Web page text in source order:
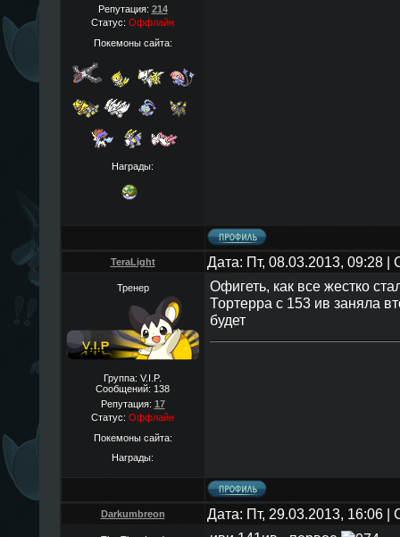
Репутация: 214
Статус: Оффлайн
Покемоны сайта:
Награды:
TeraLight Дата: Пт, 08.03.2013, 09:28
Тренер
Группа: V.I.P.
Сообщений: 138
Репутация: 17
Статус: Оффлайн
Покемоны сайта:
Награды:
Офигеть, как все жестко
Тортерра с 153 ив заняла
будет
Darkumbreon Дата: Пт, 29.03.2013, 16:06